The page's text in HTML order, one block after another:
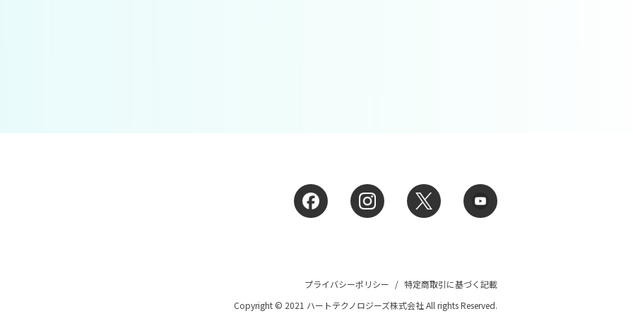
プライバシーポリシー / 特定商取引に基づく記載
Copyright © 2021 ハートテクノロジーズ株式会社 All rights Reserved.